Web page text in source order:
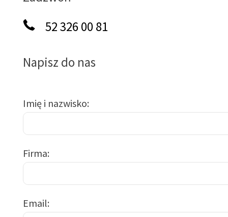
52 326 00 81
Napisz do nas
Imię i nazwisko
Firma
Email